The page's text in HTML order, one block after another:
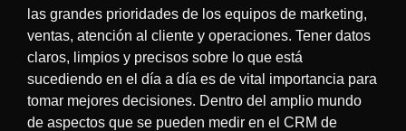
las grandes prioridades de los equipos de marketing,
ventas, atención al cliente y operaciones. Tener datos
claros, limpios y precisos sobre lo que está
sucediendo en el día a día es de vital importancia para
tomar mejores decisiones. Dentro del amplio mundo
de aspectos que se pueden medir en el CRM de